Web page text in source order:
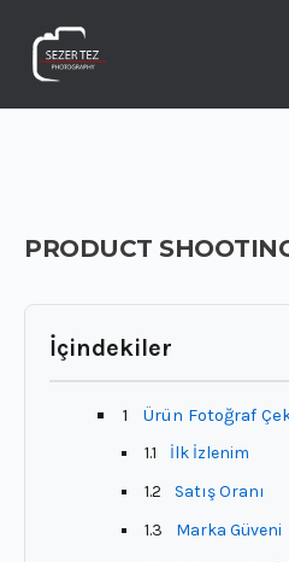
PRODUCT
İçindekiler
1 Ürün Fotoğraf
1.1
İlk İzlenim
1.2
Satış Oranı
1.3
Marka Güveni